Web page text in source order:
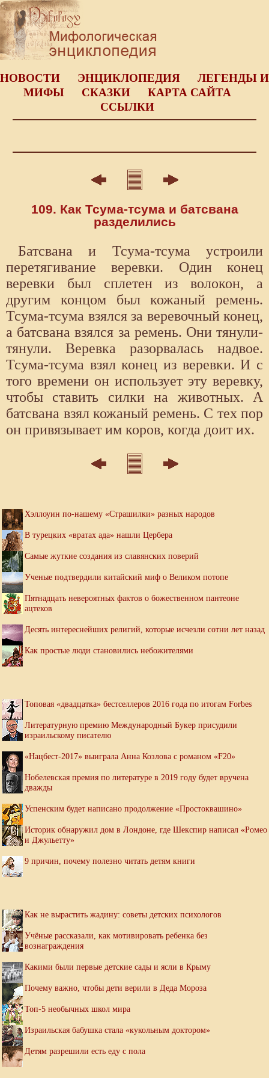
НОВОСТИ ЭНЦИКЛОПЕДИЯ
ЛЕГЕНДЫ И
МИФЫ
СКАЗКИ
КАРТА САЙТА
ССЫЛКИ
109. Как Тсума-тсума и батсвана
разделились
Батсвана и Тсума-тсума устроили
перетягивание веревки. Один конец
веревки был сплетен из волокон, а
другим концом был кожаный ремень.
Тсума-тсума взялся за веревочный конец,
а батсвана взялся за ремень. Они тянули-
тянули. Веревка разорвалась надвое.
Тсума-тсума взял конец из веревки. И с
того времени он использует эту веревку,
чтобы ставить силки на животных. А
батсвана взял кожаный ремень. С тех пор
он привязывает им коров, когда доит их.
Хэллоуин по-нашему «Страшилки» разных народов
В турецких «вратах ада» нашли Цербера
Самые жуткие создания из славянских поверий
Ученые подтвердили китайский миф о Великом потопе
Пятнадцать невероятных фактов о божественном пантеоне
ацтеков
Десять интереснейших религий, которые исчезли сотни лет назад
Как простые люди становились небожителями
Топовая «двадцатка» бестселлеров 2016 года по итогам Forbes
Литературную премию Международный Букер присудили
израильскому писателю
«Нацбест-2017» выиграла Анна Козлова с романом «F20»
Нобелевская премия по литературе в 2019 году будет вручена
дважды
Успенским будет написано продолжение «Простоквашино»
Историк обнаружил дом в Лондоне, где Шекспир написал «Ромео
и Джульетту»
9 причин, почему полезно читать детям книги
Как не вырастить жадину: советы детских психологов
Учёные рассказали, как мотивировать ребенка без
вознаграждения
Какими были первые детские сады и ясли в Крыму
Почему важно, чтобы дети верили в Деда Мороза
Топ-5 необычных школ мира
Израильская бабушка стала «кукольным доктором»
Детям разрешили есть еду с пола